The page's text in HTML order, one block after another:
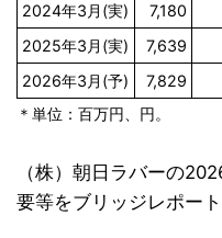
2024年3月(実)
7,180
2025年3月(実)
7,639
2026年3月(予)
7,829
＊単位：百万円、円。
（株）朝日ラバーの
要等をブリッジレポー